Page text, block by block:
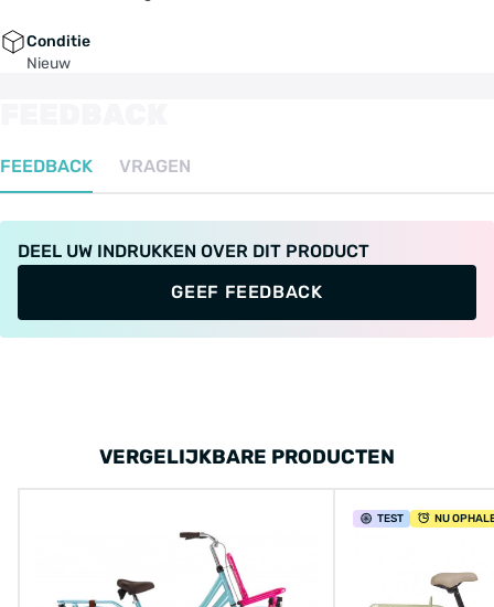
Conditie
Nieuw
FEEDBACK VRAGEN
DEEL UW INDRUKKEN OVER DIT PRODUCT
GEEF FEEDBACK
VERGELIJKBARE PRODUCTEN
TEST NU